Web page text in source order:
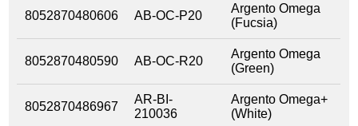
8052870480606 AB-OC-P20
Argento Omega
(Fucsia)
8052870480590 AB-OC-R20
Argento Omega
(Green)
8052870486967
AR-BI-
210036
Argento Omega+
(White)